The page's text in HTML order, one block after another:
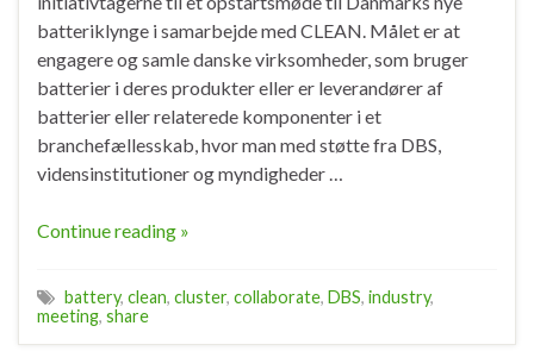
batteriklynge i samarbejde med CLEAN. Målet er at
engagere og samle danske virksomheder, som bruger
batterier i deres produkter eller er leverandører af
batterier eller relaterede komponenter i et
branchefællesskab, hvor man med støtte fra DBS,
vidensinstitutioner og myndigheder …
Continue reading »
battery, clean, cluster, collaborate, DBS, industry,
meeting, share